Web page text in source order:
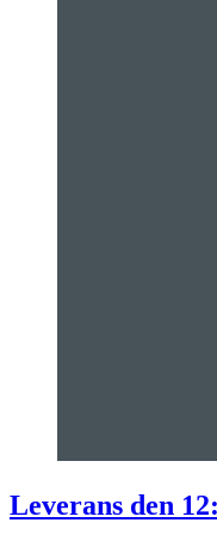
Leverans den